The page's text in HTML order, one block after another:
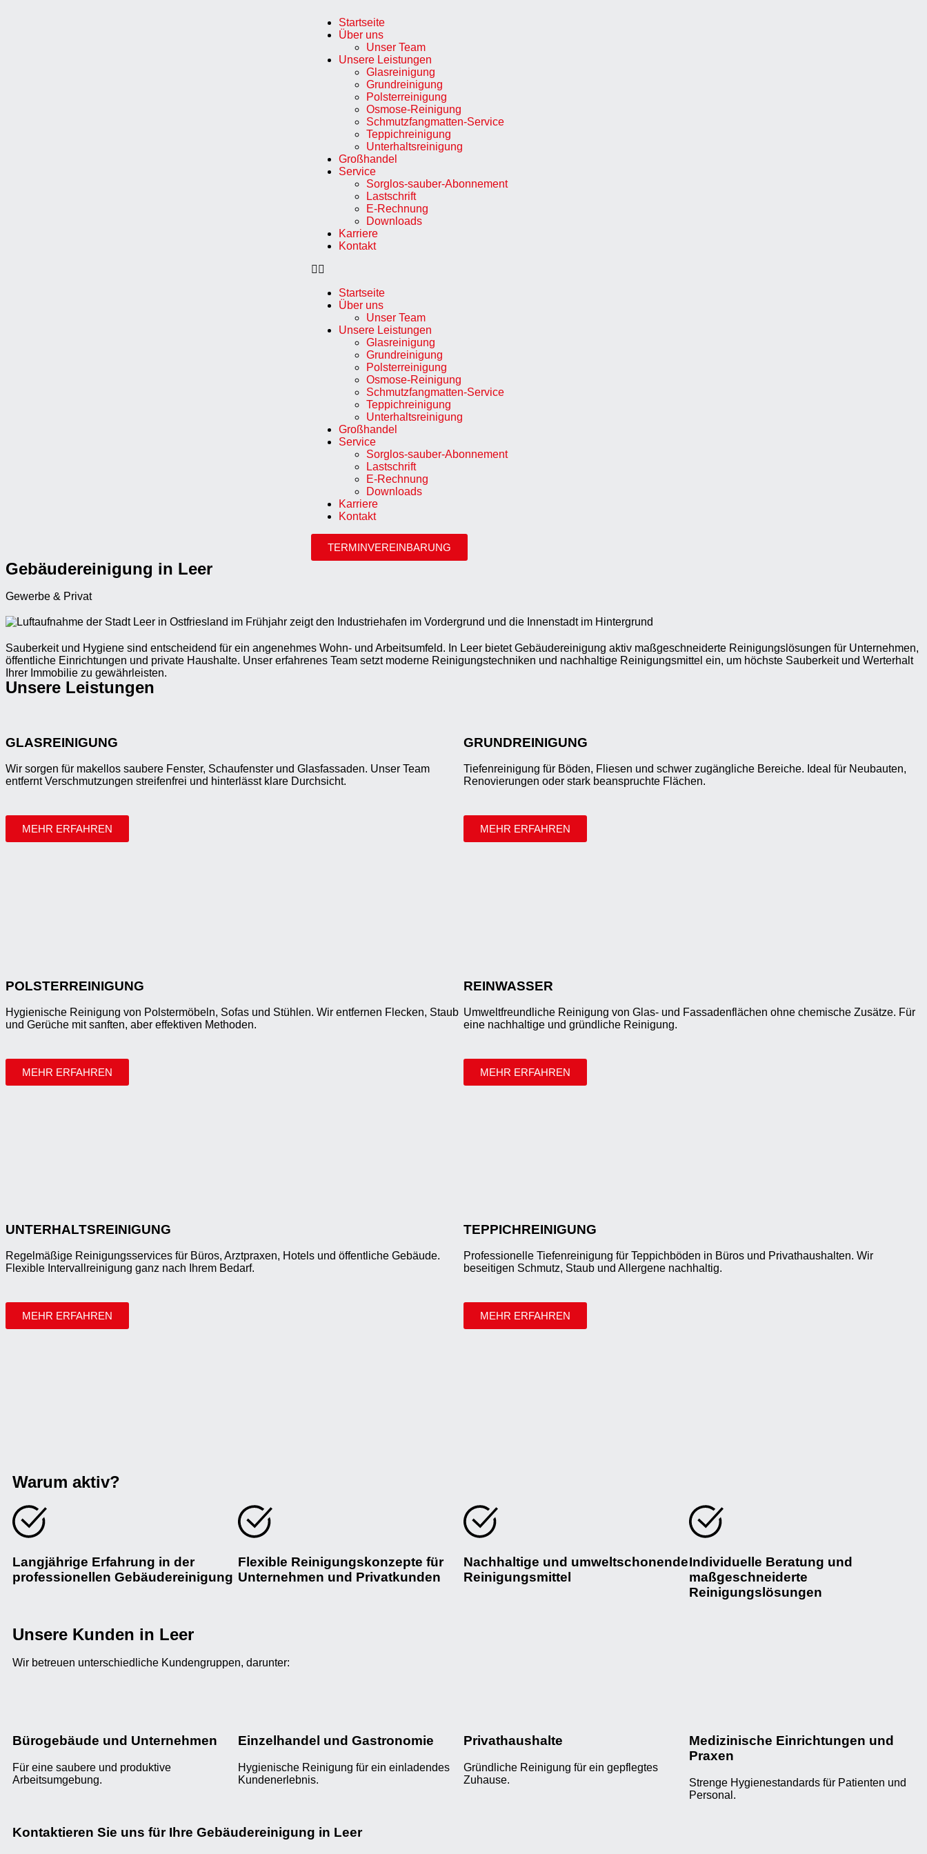
Startseite
Über uns
Unser Team
Unsere Leistungen
Glasreinigung
Grundreinigung
Polsterreinigung
Osmose-Reinigung
Schmutzfangmatten-Service
Teppichreinigung
Unterhaltsreinigung
Großhandel
Service
Sorglos-sauber-Abonnement
Lastschrift
E-Rechnung
Downloads
Karriere
Kontakt
Startseite
Über uns
Unser Team
Unsere Leistungen
Glasreinigung
Grundreinigung
Polsterreinigung
Osmose-Reinigung
Schmutzfangmatten-Service
Teppichreinigung
Unterhaltsreinigung
Großhandel
Service
Sorglos-sauber-Abonnement
Lastschrift
E-Rechnung
Downloads
Karriere
Kontakt
TERMINVEREINBARUNG
Gebäudereinigung in Leer
Gewerbe & Privat
Sauberkeit und Hygiene sind entscheidend für ein angenehmes Wohn- und Arbeitsumfeld. In Leer bietet Gebäudereinigung aktiv maßgeschneiderte Reinigungslösungen für Unternehmen,
öffentliche Einrichtungen und private Haushalte. Unser erfahrenes Team setzt moderne Reinigungstechniken und nachhaltige Reinigungsmittel ein, um höchste Sauberkeit und Werterhalt
Ihrer Immobilie zu gewährleisten.
Unsere Leistungen
GLASREINIGUNG
Wir sorgen für makellos saubere Fenster, Schaufenster und Glasfassaden. Unser Team
entfernt Verschmutzungen streifenfrei und hinterlässt klare Durchsicht.
MEHR ERFAHREN
GRUNDREINIGUNG
Tiefenreinigung für Böden, Fliesen und schwer zugängliche Bereiche. Ideal für Neubauten,
Renovierungen oder stark beanspruchte Flächen.
MEHR ERFAHREN
POLSTERREINIGUNG
Hygienische Reinigung von Polstermöbeln, Sofas und Stühlen. Wir entfernen Flecken, Staub
und Gerüche mit sanften, aber effektiven Methoden.
MEHR ERFAHREN
REINWASSER
Umweltfreundliche Reinigung von Glas- und Fassadenflächen ohne chemische Zusätze. Für
eine nachhaltige und gründliche Reinigung.
MEHR ERFAHREN
UNTERHALTS­REINIGUNG
Regelmäßige Reinigungsservices für Büros, Arztpraxen, Hotels und öffentliche Gebäude.
Flexible Intervallreinigung ganz nach Ihrem Bedarf.
MEHR ERFAHREN
TEPPICHREINIGUNG
Professionelle Tiefenreinigung für Teppichböden in Büros und Privathaushalten. Wir
beseitigen Schmutz, Staub und Allergene nachhaltig.
MEHR ERFAHREN
Warum aktiv?
Langjährige Erfahrung in der
professionellen Gebäudereinigung
Flexible Reinigungskonzepte für
Unternehmen und Privatkunden
Nachhaltige und umweltschonende
Reinigungsmittel
Individuelle Beratung und
maßgeschneiderte
Reinigungslösungen
Unsere Kunden in Leer
Wir betreuen unterschiedliche Kundengruppen, darunter:
Bürogebäude und Unternehmen
Für eine saubere und produktive
Arbeitsumgebung.
Einzelhandel und Gastronomie
Hygienische Reinigung für ein einladendes
Kundenerlebnis.
Privathaushalte
Gründliche Reinigung für ein gepflegtes
Zuhause.
Medizinische Einrichtungen und
Praxen
Strenge Hygienestandards für Patienten und
Personal.
Kontaktieren Sie uns für Ihre Gebäudereinigung in Leer